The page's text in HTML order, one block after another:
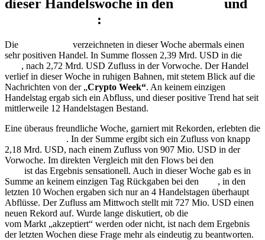
dieser Handelswoche in den
und
:
Die
verzeichneten in dieser Woche abermals einen
sehr positiven Handel. In Summe flossen 2,39 Mrd. USD in die
, nach 2,72 Mrd. USD Zufluss in der Vorwoche. Der Handel
verlief in dieser Woche in ruhigen Bahnen, mit stetem Blick auf die
Nachrichten von der „Crypto Week“. An keinem einzigen
Handelstag ergab sich ein Abfluss, und dieser positive Trend hat seit
mittlerweile 12 Handelstagen Bestand.
Eine überaus freundliche Woche, garniert mit Rekorden, erlebten die
. In der Summe ergibt sich ein Zufluss von knapp
2,18 Mrd. USD, nach einem Zufluss von 907 Mio. USD in der
Vorwoche. Im direkten Vergleich mit den Flows bei den
ist das Ergebnis sensationell. Auch in dieser Woche gab es in
Summe an keinem einzigen Tag Rückgaben bei den
, in den
letzten 10 Wochen ergaben sich nur an 4 Handelstagen überhaupt
Abflüsse. Der Zufluss am Mittwoch stellt mit 727 Mio. USD einen
neuen Rekord auf. Wurde lange diskutiert, ob die
vom Markt „akzeptiert“ werden oder nicht, ist nach dem Ergebnis
der letzten Wochen diese Frage mehr als eindeutig zu beantworten.